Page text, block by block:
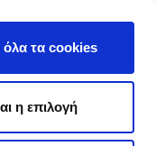
όλα τα cookies
η επιλογή